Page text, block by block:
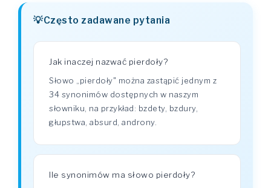
Często zadawane pytania
Jak inaczej nazwać pierdoły?
Słowo „pierdoły" można zastąpić jednym z
34 synonimów dostępnych w naszym
słowniku, na przykład: bzdety, bzdury,
głupstwa, absurd, androny.
Ile synonimów ma słowo pierdoły?